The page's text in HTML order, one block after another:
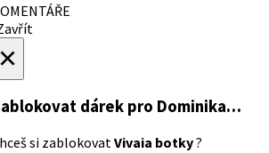
dárek pro Dominika…
si zablokovatVivaia botky?